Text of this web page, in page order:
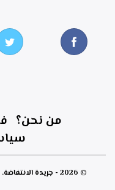
من نحن؟
© 2026 - جريدة الانتفاضة. جميع الحقوق محفوظة لجريدة الإنتفاضة.